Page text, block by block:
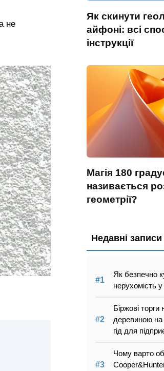
не
Як скинути
айфоні: всі
інструкції
Магія 180
називається
геометрії?
Недавні записи
Як безпечно
нерухомість у
Біржові
деревиною
гід для
Чому варто